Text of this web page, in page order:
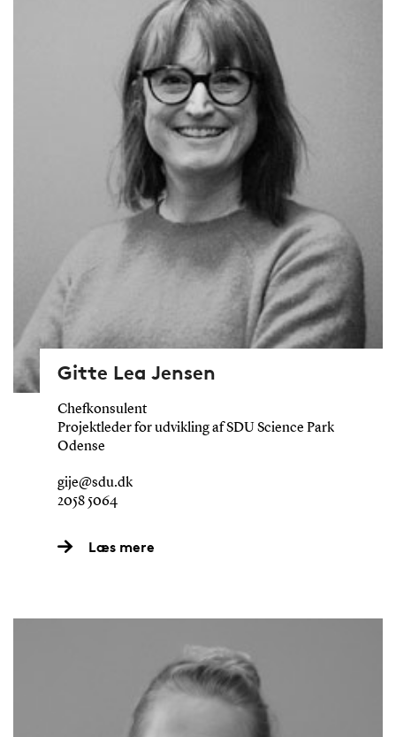
Gitte Lea Jensen
Chefkonsulent
Projektleder for udvikling af SDU Science Park
Odense
gije@sdu.dk
2058 5064
Læs mere